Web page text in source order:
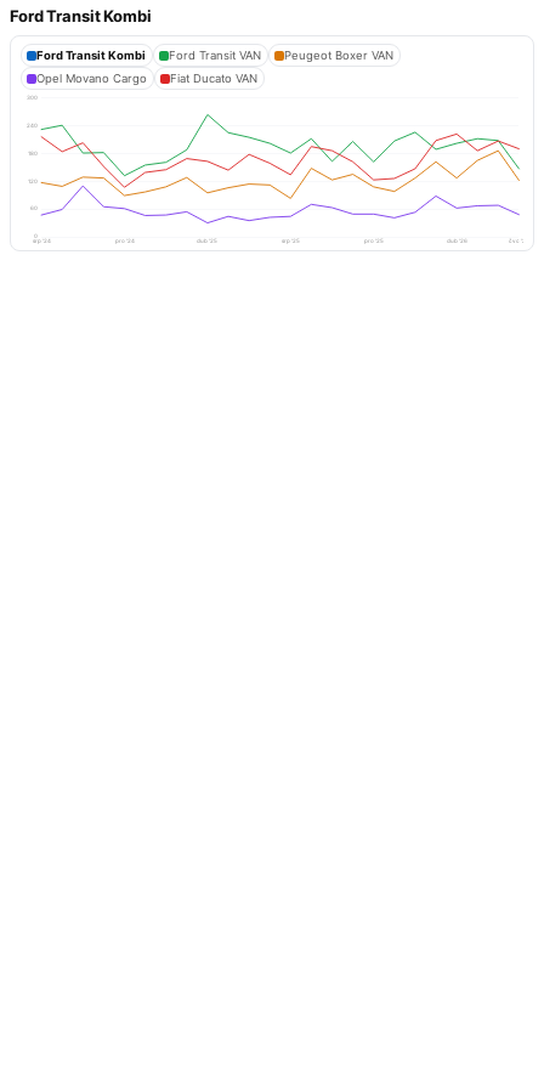
Ford Transit Kombi
Ford Transit Kombi Ford Transit VAN
Peugeot Boxer VAN
Opel Movano Cargo
Fiat Ducato VAN
0
60
120
180
240
300
srp '24 pro '24 dub '25 srp '25 pro '25 dub '26 čvc '26